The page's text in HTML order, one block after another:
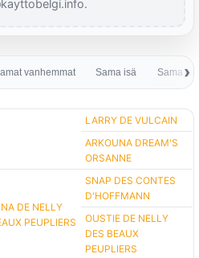
vanhemmat Sama isä Sama
LARRY DE VULCAIN
ARKOUNA DREAM'S
ORSANNE
DE NELLY
PEUPLIERS
SNAP DES CONTES
D'HOFFMANN
OUSTIE DE NELLY
DES BEAUX
PEUPLIERS